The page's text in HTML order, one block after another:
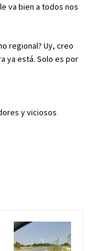
va bien a todos nos
regional? Uy, creo
ya está. Solo es por
y viciosos